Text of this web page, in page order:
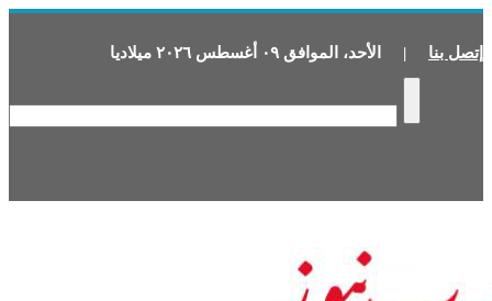
إتصل بنا | الأحد، الموافق ٠٩ أغسطس ٢٠٢٦ ميلاديا